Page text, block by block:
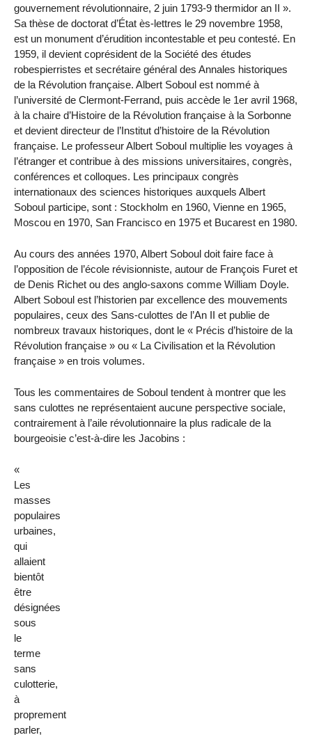
gouvernement révolutionnaire, 2 juin 1793-9 thermidor an II ».
Sa thèse de doctorat d’État ès-lettres le 29 novembre 1958,
est un monument d’érudition incontestable et peu contesté. En
1959, il devient coprésident de la Société des études
robespierristes et secrétaire général des Annales historiques
de la Révolution française. Albert Soboul est nommé à
l’université de Clermont-Ferrand, puis accède le 1er avril 1968,
à la chaire d’Histoire de la Révolution française à la Sorbonne
et devient directeur de l’Institut d’histoire de la Révolution
française. Le professeur Albert Soboul multiplie les voyages à
l’étranger et contribue à des missions universitaires, congrès,
conférences et colloques. Les principaux congrès
internationaux des sciences historiques auxquels Albert
Soboul participe, sont : Stockholm en 1960, Vienne en 1965,
Moscou en 1970, San Francisco en 1975 et Bucarest en 1980.
Au cours des années 1970, Albert Soboul doit faire face à
l’opposition de l’école révisionniste, autour de François Furet et
de Denis Richet ou des anglo-saxons comme William Doyle.
Albert Soboul est l’historien par excellence des mouvements
populaires, ceux des Sans-culottes de l’An II et publie de
nombreux travaux historiques, dont le « Précis d’histoire de la
Révolution française » ou « La Civilisation et la Révolution
française » en trois volumes.
Tous les commentaires de Soboul tendent à montrer que les
sans culottes ne représentaient aucune perspective sociale,
contrairement à l’aile révolutionnaire la plus radicale de la
bourgeoisie c’est-à-dire les Jacobins :
«
Les
masses
populaires
urbaines,
qui
allaient
bientôt
être
désignées
sous
le
terme
sans
culotterie,
à
proprement
parler,